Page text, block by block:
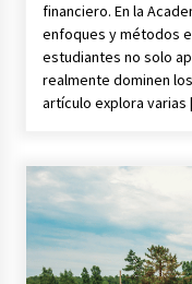
financiero. En la
enfoques y métodos
estudiantes no solo
realmente dominen
artículo explora